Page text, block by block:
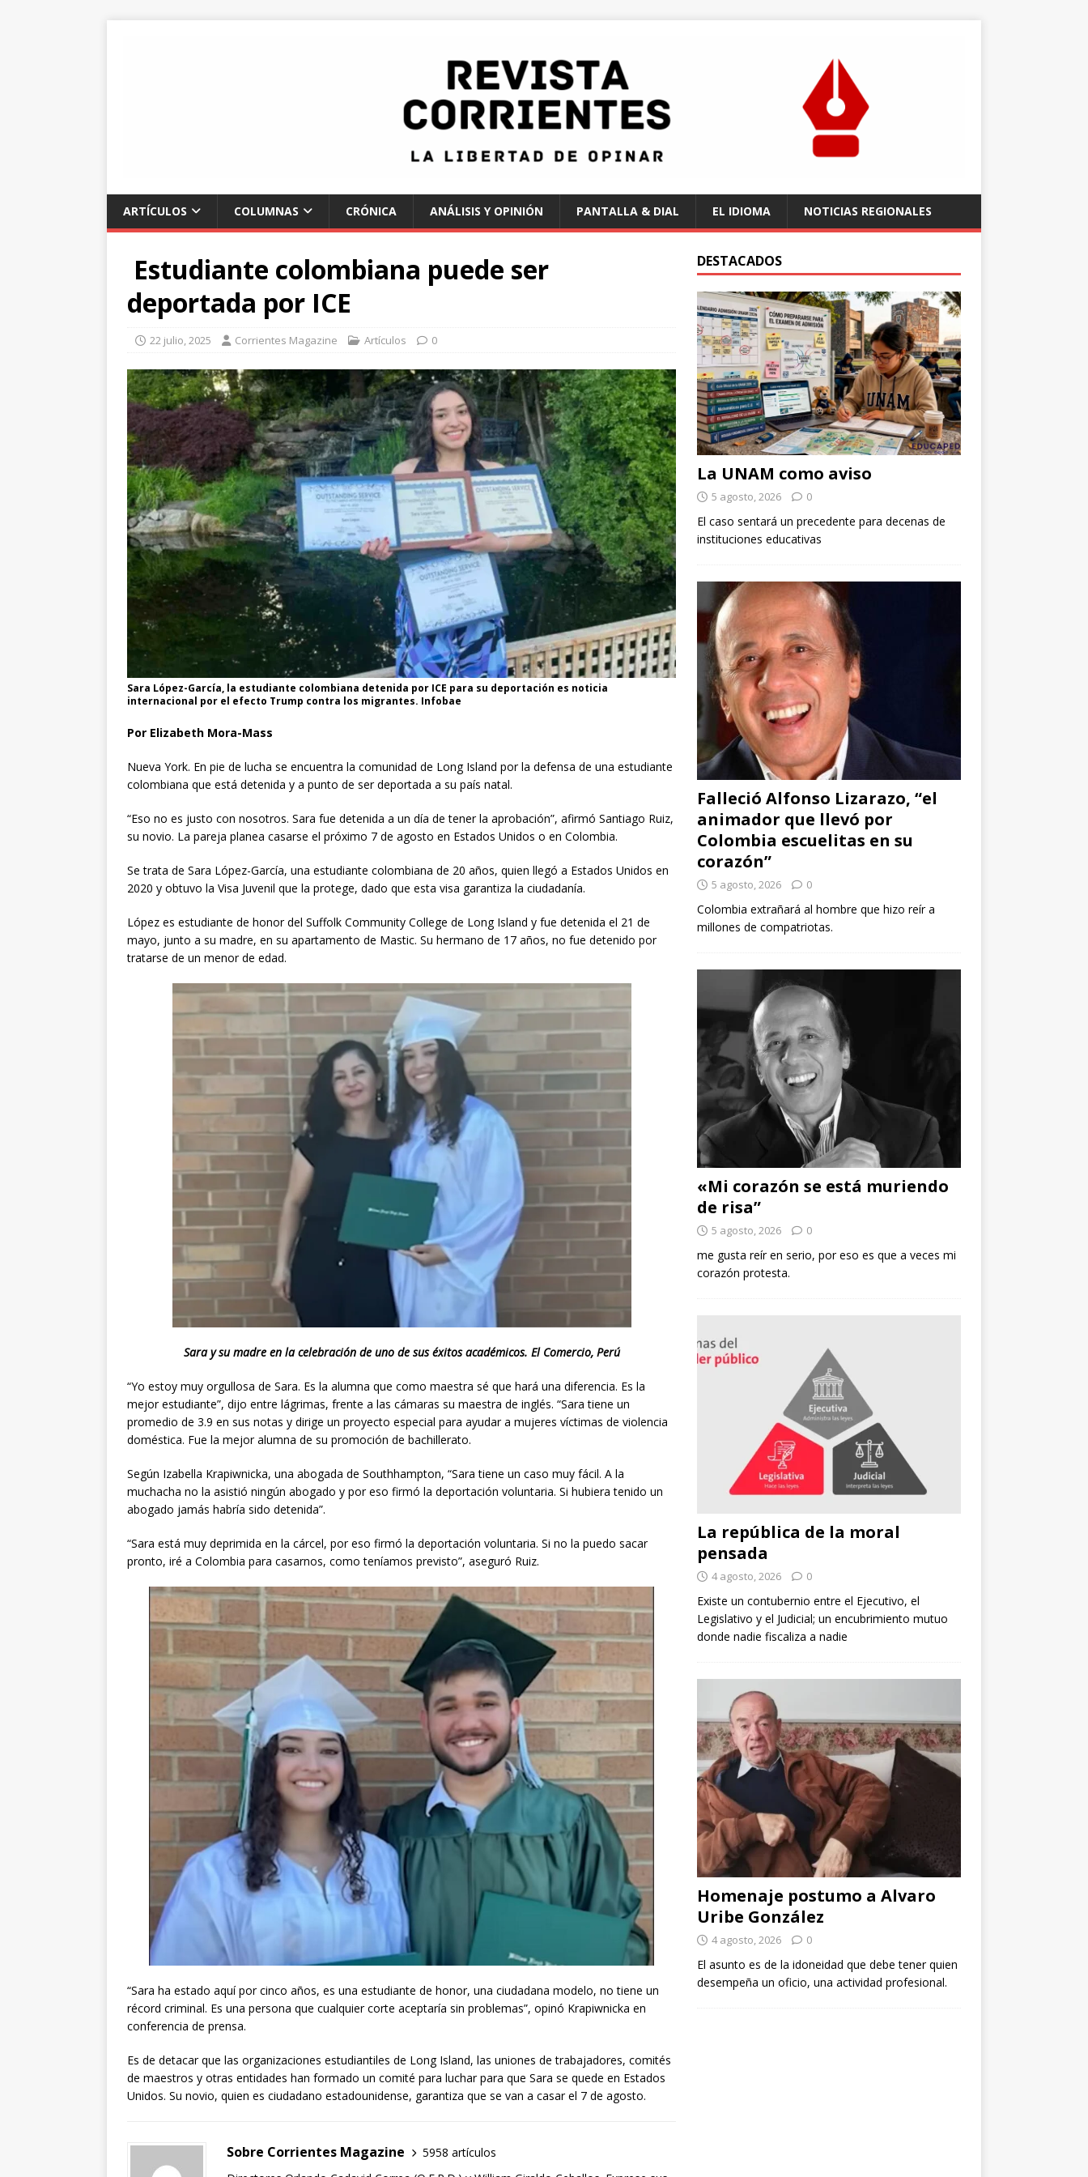
ARTÍCULOS COLUMNAS CRÓNICA ANÁLISIS Y OPINIÓN PANTALLA & DIAL EL IDIOMA NOTICIAS REGIONALES
Estudiante colombiana puede ser
deportada por ICE
22 julio, 2025 Corrientes Magazine Artículos 0
Sara López-García, la estudiante colombiana detenida por ICE para su deportación es noticia
internacional por el efecto Trump contra los migrantes. Infobae
Por Elizabeth Mora-Mass
Nueva York. En pie de lucha se encuentra la comunidad de Long Island por la defensa de una estudiante
colombiana que está detenida y a punto de ser deportada a su país natal.
“Eso no es justo con nosotros. Sara fue detenida a un día de tener la aprobación”, afirmó Santiago Ruiz,
su novio. La pareja planea casarse el próximo 7 de agosto en Estados Unidos o en Colombia.
Se trata de Sara López-García, una estudiante colombiana de 20 años, quien llegó a Estados Unidos en
2020 y obtuvo la Visa Juvenil que la protege, dado que esta visa garantiza la ciudadanía.
López es estudiante de honor del Suffolk Community College de Long Island y fue detenida el 21 de
mayo, junto a su madre, en su apartamento de Mastic. Su hermano de 17 años, no fue detenido por
tratarse de un menor de edad.
Sara y su madre en la celebración de uno de sus éxitos académicos. El Comercio, Perú
“Yo estoy muy orgullosa de Sara. Es la alumna que como maestra sé que hará una diferencia. Es la
mejor estudiante”, dijo entre lágrimas, frente a las cámaras su maestra de inglés. “Sara tiene un
promedio de 3.9 en sus notas y dirige un proyecto especial para ayudar a mujeres víctimas de violencia
doméstica. Fue la mejor alumna de su promoción de bachillerato.
Según Izabella Krapiwnicka, una abogada de Southhampton, “Sara tiene un caso muy fácil. A la
muchacha no la asistió ningún abogado y por eso firmó la deportación voluntaria. Si hubiera tenido un
abogado jamás habría sido detenida”.
“Sara está muy deprimida en la cárcel, por eso firmó la deportación voluntaria. Si no la puedo sacar
pronto, iré a Colombia para casarnos, como teníamos previsto”, aseguró Ruiz.
“Sara ha estado aquí por cinco años, es una estudiante de honor, una ciudadana modelo, no tiene un
récord criminal. Es una persona que cualquier corte aceptaría sin problemas”, opinó Krapiwnicka en
conferencia de prensa.
Es de detacar que las organizaciones estudiantiles de Long Island, las uniones de trabajadores, comités
de maestros y otras entidades han formado un comité para luchar para que Sara se quede en Estados
Unidos. Su novio, quien es ciudadano estadounidense, garantiza que se van a casar el 7 de agosto.
Sobre Corrientes Magazine
5958 artículos
DESTACADOS
La UNAM como aviso
5 agosto, 2026 0
El caso sentará un precedente para decenas de
instituciones educativas
Falleció Alfonso Lizarazo, “el
animador que llevó por
Colombia escuelitas en su
corazón”
5 agosto, 2026 0
Colombia extrañará al hombre que hizo reír a
millones de compatriotas.
«Mi corazón se está muriendo
de risa”
5 agosto, 2026 0
me gusta reír en serio, por eso es que a veces mi
corazón protesta.
La república de la moral
pensada
4 agosto, 2026 0
Existe un contubernio entre el Ejecutivo, el
Legislativo y el Judicial; un encubrimiento mutuo
donde nadie fiscaliza a nadie
Homenaje postumo a Alvaro
Uribe González
4 agosto, 2026 0
El asunto es de la idoneidad que debe tener quien
desempeña un oficio, una actividad profesional.